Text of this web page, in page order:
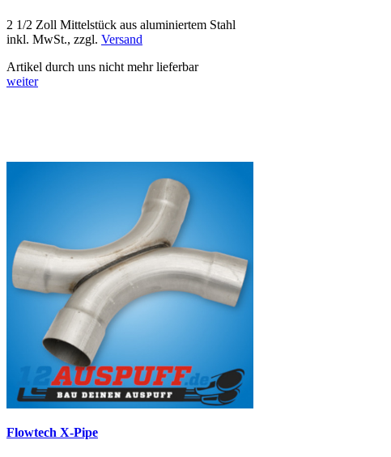
2 1/2 Zoll Mittelstück aus aluminiertem Stahl
inkl. MwSt., zzgl. Versand
Artikel durch uns nicht mehr lieferbar
weiter
Flowtech X-Pipe